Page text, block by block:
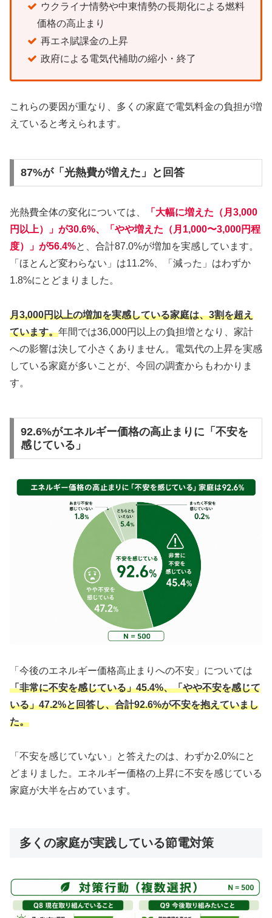
ウクライナ情勢や中東情勢の長期化による燃料
価格の高止まり
再エネ賦課金の上昇
政府による電気代補助の縮小・終了
これらの要因が重なり、多くの家庭で電気料金の負担が増
えていると考えられます。
87%が「光熱費が増えた」と回答
光熱費全体の変化については、
「大幅に増えた（月3,000
円以上）」が30.6%、「やや増えた（月1,000〜3,000円程
度）」が56.4%と、合計87.0%が増加を実感しています。
「ほとんど変わらない」は11.2%、「減った」はわずか
1.8%にとどまりました。
月3,000円以上の増加を実感している家庭は、3割を超え
ています。年間では36,000円以上の負担増となり、家計
への影響は決して小さくありません。電気代の上昇を実感
している家庭が多いことが、今回の調査からもわかりま
す。
92.6%がエネルギー価格の高止まりに「不安を
感じている」
「今後のエネルギー価格高止まりへの不安」については
「非常に不安を感じている」45.4%、「やや不安を感じて
いる」47.2%と回答し、合計92.6%が不安を抱えていまし
た。
「不安を感じていない」と答えたのは、わずか2.0%にと
どまりました。エネルギー価格の上昇に不安を感じている
家庭が大半を占めています。
多くの家庭が実践している節電対策